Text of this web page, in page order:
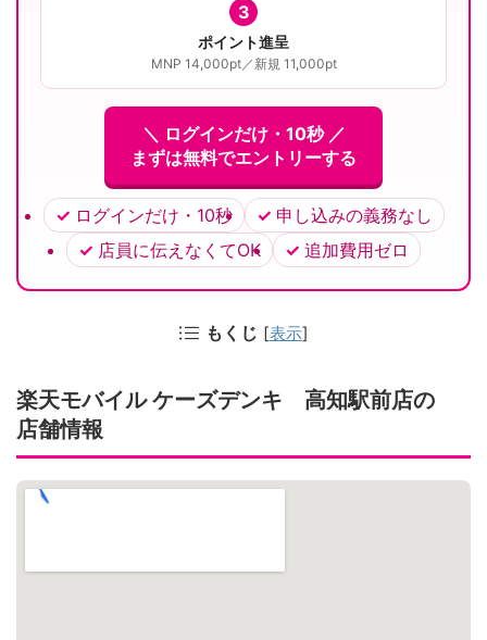
3
ポイント進呈
MNP 14,000pt／新規 11,000pt
＼ ログインだけ・10秒 ／
まずは無料でエントリーする
ログインだけ・10秒
申し込みの義務なし
店員に伝えなくてOK
追加費用ゼロ
もくじ [表示]
楽天モバイル ケーズデンキ 高知駅前店の
店舗情報